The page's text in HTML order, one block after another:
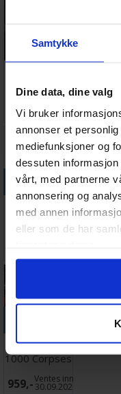
Samtykke
Dine data, dine valg
Vi bruker
annonser et
mediefunksjoner og
dessuten
vårt, med partnerne
annonsering og
med annen
eller som de har
Googles
Brettspill
1 152,- 26.08.2026
Legg
Living
1 227,-
Legg i handlekurven
Eleven
Brettspill
Legg i
2nd
House of
1000 Corpses
Brettspill
959,-Ventes inn
30.09.2026